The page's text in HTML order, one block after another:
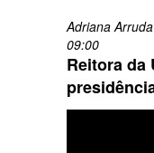
Adriana Arruda
09:00
Reitora da